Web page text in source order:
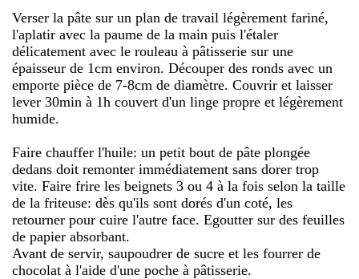
Verser la pâte sur un plan de travail légèrement fariné,
l'aplatir avec la paume de la main puis l'étaler
délicatement avec le rouleau à pâtisserie sur une
épaisseur de 1cm environ. Découper des ronds avec un
emporte pièce de 7-8cm de diamètre. Couvrir et laisser
lever 30min à 1h couvert d'un linge propre et légèrement
humide.
Faire chauffer l'huile: un petit bout de pâte plongée
dedans doit remonter immédiatement sans dorer trop
vite. Faire frire les beignets 3 ou 4 à la fois selon la taille
de la friteuse: dès qu'ils sont dorés d'un coté, les
retourner pour cuire l'autre face. Egoutter sur des feuilles
de papier absorbant.
Avant de servir, saupoudrer de sucre et les fourrer de
chocolat à l'aide d'une poche à pâtisserie.